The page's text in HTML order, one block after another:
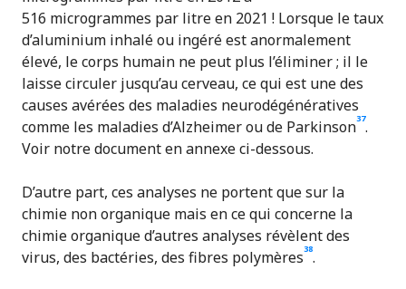
516 microgrammes par litre en 2021 ! Lorsque le taux
d’aluminium inhalé ou ingéré est anormalement
élevé, le corps humain ne peut plus l’éliminer ; il le
laisse circuler jusqu’au cerveau, ce qui est une des
causes avérées des maladies neurodégénératives
comme les maladies d’Alzheimer ou de Parkinson37.
Voir notre document en annexe ci-dessous.
D’autre part, ces analyses ne portent que sur la
chimie non organique mais en ce qui concerne la
chimie organique d’autres analyses révèlent des
virus, des bactéries, des fibres polymères38.